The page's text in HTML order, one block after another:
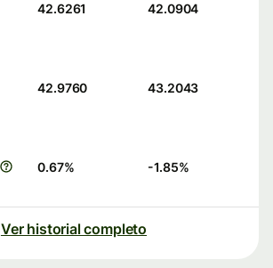
42.6261 42.0904
42.9760 43.2043
0.67% -1.85%
Ver historial completo